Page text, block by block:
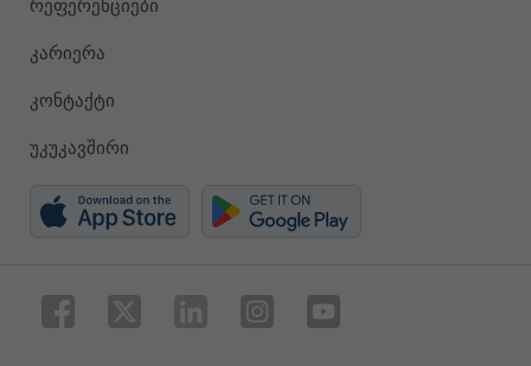
რეფერენციები
კარიერა
კონტაქტი
უკუკავშირი